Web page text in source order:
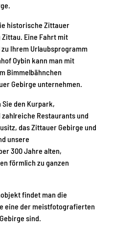
historische Zittauer
Eine Fahrt mit
Ihrem Urlaubsprogramm
Oybin kann man mit
Bimmelbähnchen
Gebirge unternehmen.
den Kurpark,
Restaurants und
das Zittauer Gebirge und
unsere
300 Jahre alten,
förmlich zu ganzen
findet man die
eine der meistfotografierten
sind.